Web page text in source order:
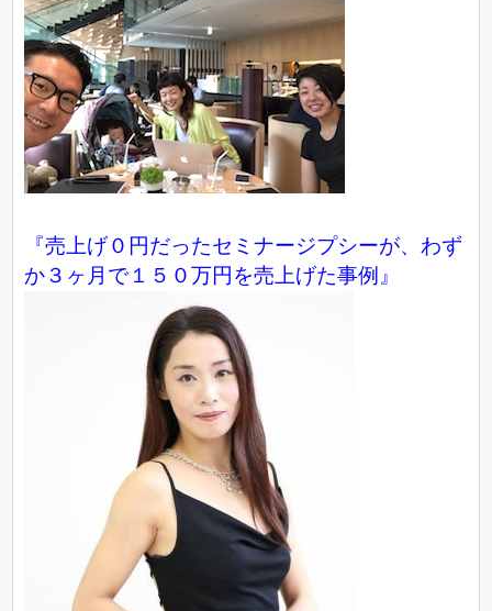
『売上げ０円だったセミナージプシーが、わず
か３ヶ月で１５０万円を売上げた事例』